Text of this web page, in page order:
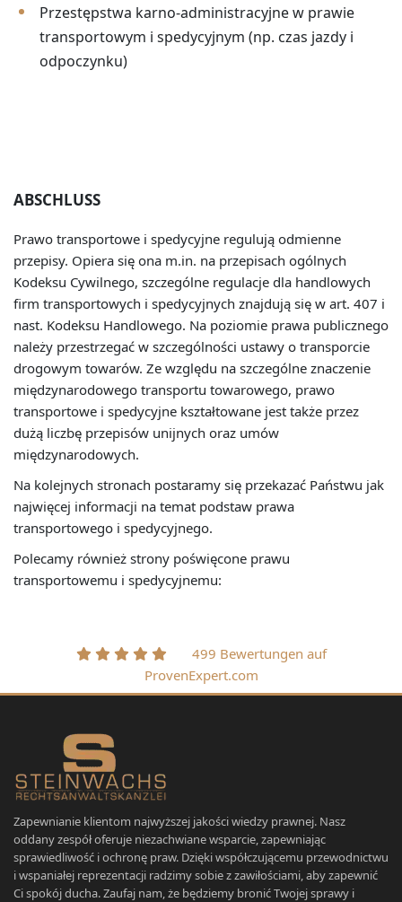
Przestępstwa karno-administracyjne w prawie
transportowym i spedycyjnym (np. czas jazdy i
odpoczynku)
ABSCHLUSS
Prawo transportowe i spedycyjne regulują odmienne
przepisy. Opiera się ona m.in. na przepisach ogólnych
Kodeksu Cywilnego, szczególne regulacje dla handlowych
firm transportowych i spedycyjnych znajdują się w art. 407 i
nast. Kodeksu Handlowego. Na poziomie prawa publicznego
należy przestrzegać w szczególności ustawy o transporcie
drogowym towarów. Ze względu na szczególne znaczenie
międzynarodowego transportu towarowego, prawo
transportowe i spedycyjne kształtowane jest także przez
dużą liczbę przepisów unijnych oraz umów
międzynarodowych.
Na kolejnych stronach postaramy się przekazać Państwu jak
najwięcej informacji na temat podstaw prawa
transportowego i spedycyjnego.
Polecamy również strony poświęcone prawu
transportowemu i spedycyjnemu:
499 Bewertungen auf
ProvenExpert.com
Zapewnianie klientom najwyższej jakości wiedzy prawnej. Nasz
oddany zespół oferuje niezachwiane wsparcie, zapewniając
sprawiedliwość i ochronę praw. Dzięki współczującemu przewodnictwu
i wspaniałej reprezentacji radzimy sobie z zawiłościami, aby zapewnić
Ci spokój ducha. Zaufaj nam, że będziemy bronić Twojej sprawy i